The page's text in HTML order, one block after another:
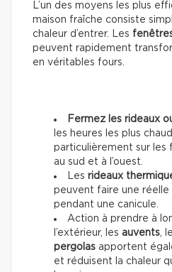
L’un des moyens les plus
maison fraîche consiste
chaleur d’entrer. Les
peuvent rapidement
en véritables fours.
Fermez les rideaux
les heures les plus
particulièrement sur les
au sud et à l’ouest.
Les rideaux
peuvent faire une
pendant une canicule.
Action à prendre à
l’extérieur, les auvents,
pergolas apportent
et réduisent la chaleur